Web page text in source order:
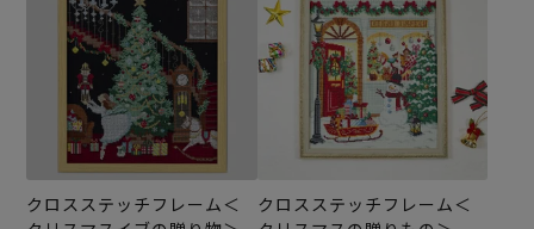
クロスステッチフレーム＜
クロスステッチフレーム＜